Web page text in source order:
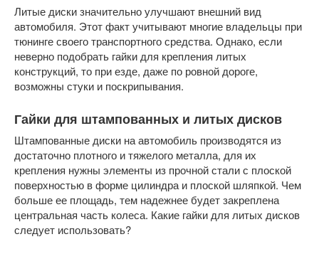
Литые диски значительно улучшают внешний вид
автомобиля. Этот факт учитывают многие владельцы при
тюнинге своего транспортного средства. Однако, если
неверно подобрать гайки для крепления литых
конструкций, то при езде, даже по ровной дороге,
возможны стуки и поскрипывания.
Гайки для штампованных и литых дисков
Штампованные диски на автомобиль производятся из
достаточно плотного и тяжелого металла, для их
крепления нужны элементы из прочной стали с плоской
поверхностью в форме цилиндра и плоской шляпкой. Чем
больше ее площадь, тем надежнее будет закреплена
центральная часть колеса. Какие гайки для литых дисков
следует использовать?